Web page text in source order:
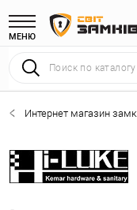
МЕНЮ
Интернет магазин